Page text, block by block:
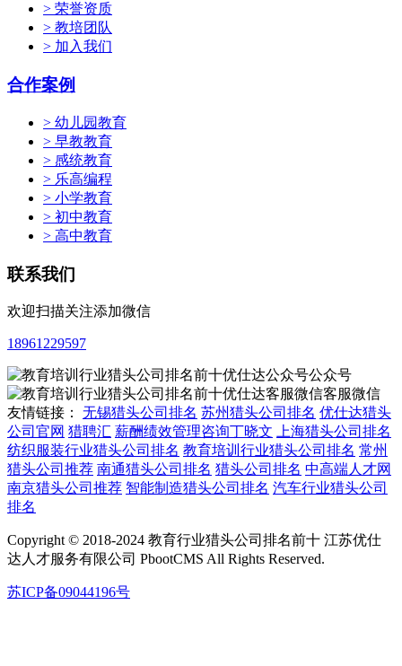
> 荣誉资质
> 教培团队
> 加入我们
合作案例
> 幼儿园教育
> 早教教育
> 感统教育
> 乐高编程
> 小学教育
> 初中教育
> 高中教育
联系我们
欢迎扫描关注添加微信
18961229597
公众号
客服微信
友情链接： 无锡猎头公司排名 苏州猎头公司排名 优仕达猎头
公司官网 猎聘汇 薪酬绩效管理咨询丁晓文
上海猎头公司排名
纺织服装行业猎头公司排名 教育培训行业猎头公司排名 常州
猎头公司推荐 南通猎头公司排名 猎头公司排名 中高端人才网
南京猎头公司推荐 智能制造猎头公司排名 汽车行业猎头公司
排名
Copyright © 2018-2024 教育行业猎头公司排名前十 江苏优仕
达人才服务有限公司 PbootCMS All Rights Reserved.
苏ICP备09044196号